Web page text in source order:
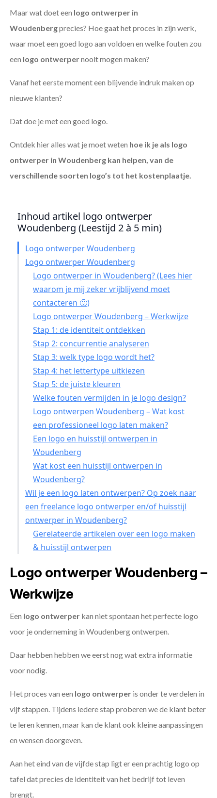
Maar wat doet een logo ontwerper in
Woudenbergprecies? Hoe gaat het proces in zijn werk,
waar moet een goed logo aan voldoen en welke fouten zou
een logo ontwerpernooit mogen maken?
Vanaf het eerste moment een blijvende indruk maken op
nieuwe klanten?
Dat doe je met een goed logo.
Ontdek hier alles wat je moet weten hoe ik je als logo
ontwerper in Woudenberg kan helpen, van de
verschillende soorten logo’s tot het kostenplaatje.
Inhoud artikel logo ontwerper
Woudenberg (Leestijd 2 à 5 min)
Logo ontwerper Woudenberg
Logo ontwerper Woudenberg
Logo ontwerper in Woudenberg? (Lees hier
waarom je mij zeker vrijblijvend moet
contacteren 🙂)
Logo ontwerper Woudenberg – Werkwijze
Stap 1: de identiteit ontdekken
Stap 2: concurrentie analyseren
Stap 3: welk type logo wordt het?
Stap 4: het lettertype uitkiezen
Stap 5: de juiste kleuren
Welke fouten vermijden in je logo design?
Logo ontwerpen Woudenberg – Wat kost
een professioneel logo laten maken?
Een logo en huisstijl ontwerpen in
Woudenberg
Wat kost een huisstijl ontwerpen in
Woudenberg?
Wil je een logo laten ontwerpen? Op zoek naar
een freelance logo ontwerper en/of huisstijl
ontwerper in Woudenberg?
Gerelateerde artikelen over een logo maken
& huisstijl ontwerpen
Logo ontwerper Woudenberg –
Werkwijze
Een logo ontwerper kan niet spontaan het perfecte logo
voor je onderneming in Woudenberg ontwerpen.
Daar hebben hebben we eerst nog wat extra informatie
voor nodig.
Het proces van een logo ontwerper is onder te verdelen in
vijf stappen. Tijdens iedere stap proberen we de klant beter
te leren kennen, maar kan de klant ook kleine aanpassingen
en wensen doorgeven.
Aan het eind van de vijfde stap ligt er een prachtig logo op
tafel dat precies de identiteit van het bedrijf tot leven
brengt.